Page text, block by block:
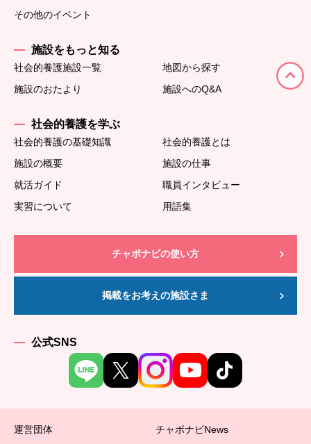
その他のイベント
施設をもっと知る
社会的養護施設一覧
地図から探す
施設のおたより
施設へのQ&A
社会的養護を学ぶ
社会的養護の基礎知識
社会的養護とは
施設の概要
施設の仕事
就活ガイド
職員インタビュー
実習について
用語集
チャボナビの使い方
掲載をお考えの施設さま
公式SNS
運営団体 チャボナビNews